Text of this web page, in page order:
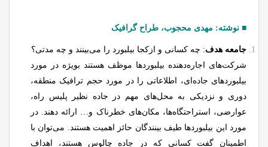
■ نوشته: مهدی محجوب، طراح گرافیک
جامعه هدف: چه کسانی و ازکجا بیلبورد را می‌بینند و چه مدتی؟
شرکت‌های اجاره‌دهنده بیلبوردها موظف هستند بویژه در مورد
بیلبوردهای جاده‌ای، اطلاعاتی را در مورد حجم ترافیک منطقه،
دوری و نزدیکی به محل‌های مهم در جاده نظیر پلیس راه،
عوارضی، استراحتگاه‌ها، مکان‌های خطرناک و… ارائه دهند. در
مورد این بیلبوردها طیف بینندگان حائز اهمیت هستند. می‌توان با
اطمینان گفت کسانی که در جاده چالوس هستند، اهداف